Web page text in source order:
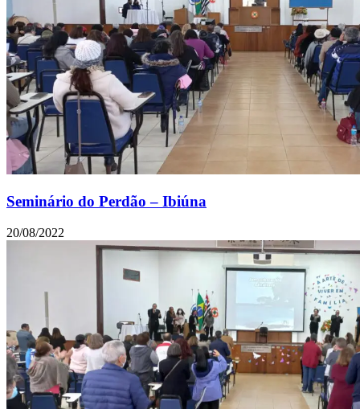
Seminário do Perdão – Ibiúna
20/08/2022